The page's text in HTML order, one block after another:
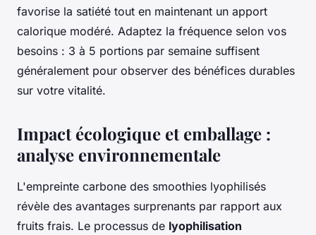
favorise la satiété tout en maintenant un apport
calorique modéré. Adaptez la fréquence selon vos
besoins : 3 à 5 portions par semaine suffisent
généralement pour observer des bénéfices durables
sur votre vitalité.
Impact écologique et emballage :
analyse environnementale
L'empreinte carbone des smoothies lyophilisés
révèle des avantages surprenants par rapport aux
fruits frais. Le processus de lyophilisation